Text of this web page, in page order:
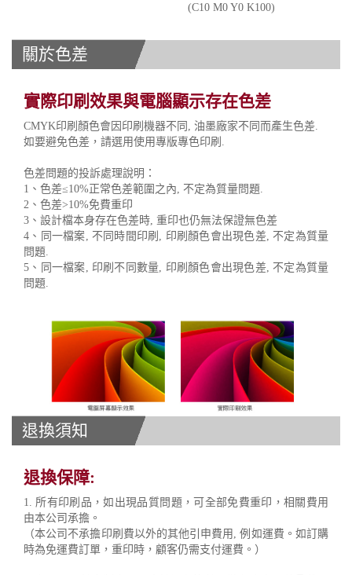
(C10 M0 Y0 K100)
關於色差
實際印刷效果與電腦顯示存在色差
CMYK印刷顏色會因印刷機器不同, 油墨廠家不同而產生色差.
如要避免色差，請選用使用專版專色印刷.
色差問題的投訴處理說明：
1、色差≤10%正常色差範圍之內, 不定為質量問題.
2、色差>10%免費重印
3、設計檔本身存在色差時, 重印也仍無法保證無色差
4、同一檔案, 不同時間印刷, 印刷顏色會出現色差, 不定為質量
問題.
5、同一檔案, 印刷不同數量, 印刷顏色會出現色差, 不定為質量
問題.
退換須知
退換保障:
1. 所有印刷品，如出現品質問題，可全部免費重印，相關費用
由本公司承擔。
（本公司不承擔印刷費以外的其他引申費用, 例如運費。如訂購
時為免運費訂單，重印時，顧客仍需支付運費。）